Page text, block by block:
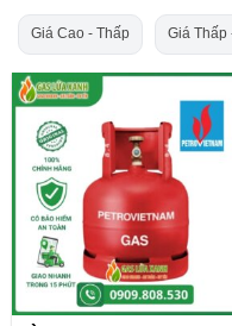
Giá Cao - Thấp Giá Thấp